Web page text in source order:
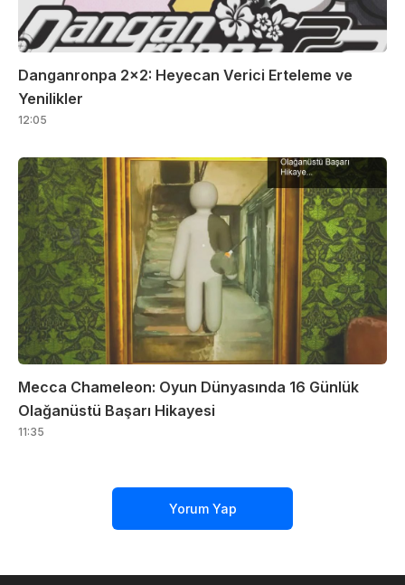
Danganronpa 2×2: Heyecan Verici Erteleme ve
Yenilikler
12:05
Mecca Chameleon: Oyun Dünyasında 16 Günlük
Olağanüstü Başarı Hikayesi
11:35
Yorum Yap